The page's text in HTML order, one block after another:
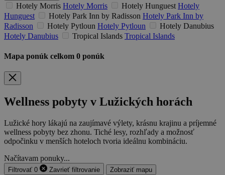
Hotely Morris Hotely Morris Hotely Hunguest Hotely
Hunguest
Hotely Park Inn by Radisson Hotely Park Inn by
Radisson
Hotely Pytloun Hotely Pytloun
Hotely Danubius
Hotely Danubius
Tropical Islands Tropical Islands
Mapa ponúk celkom 0 ponúk
Wellness pobyty v Lužických horách
Lužické hory lákajú na zaujímavé výlety, krásnu krajinu a príjemné
wellness pobyty bez zhonu. Tiché lesy, rozhľady a možnosť
odpočinku v menších hoteloch tvoria ideálnu kombináciu.
Načítavam ponuky...
Filtrovať 0 Zavrieť filtrovanie
Zobraziť mapu